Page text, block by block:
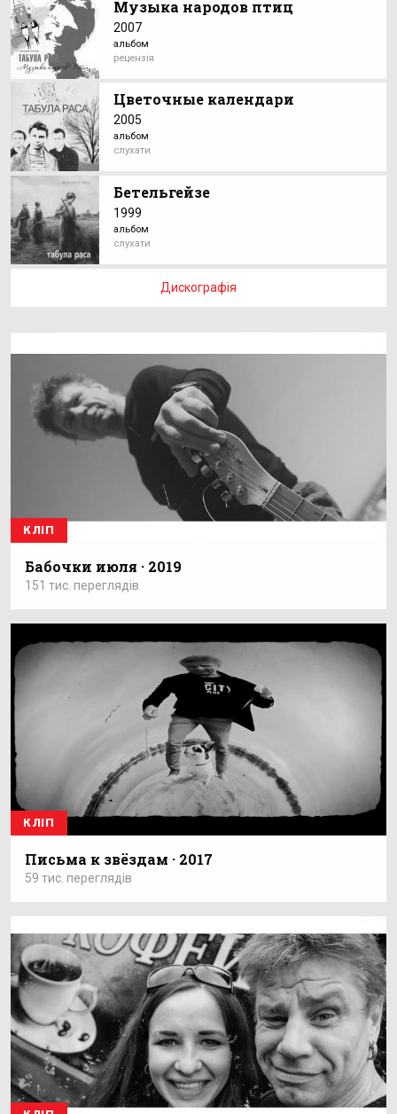
Музыка народов птиц
2007
альбом
рецензія
Цветочные календари
2005
альбом
слухати
Бетельгейзе
1999
альбом
слухати
Дискографія
КЛІП
Бабочки июля · 2019
151 тис. переглядів
КЛІП
Письма к звёздам · 2017
59 тис. переглядів